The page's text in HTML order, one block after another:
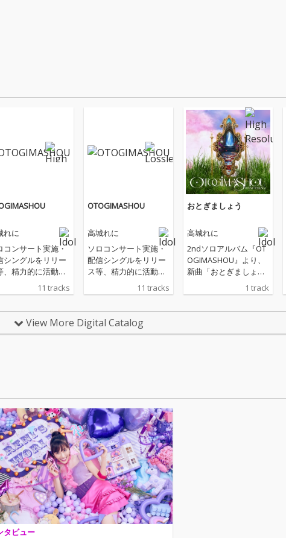
れに
コンサート実施・
シングルをリリー
、精力的に活動し
るももいろクロー
Z・高城れにのソ
のリリースとな
「御伽話」をテー
11 tracks
OTOGIMASHOU
高城れに
ソロコンサート実施・
配信シングルをリリー
ス等、精力的に活動し
ているももいろクロー
バーZ・高城れにのソ
ぶりのリリースとな
る、「御伽話」をテー
11 tracks
おとぎましょう
高城れに
2ndソロアルバム『OT
OGIMASHOU』より、
新曲「おとぎましょ
1 track
View More Digital Catalog
タビュー